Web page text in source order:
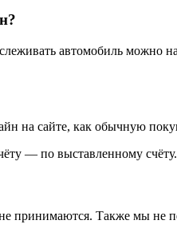
автомобиль можно на
на сайте, как обычную
— по выставленному счёту.
принимаются. Также мы не